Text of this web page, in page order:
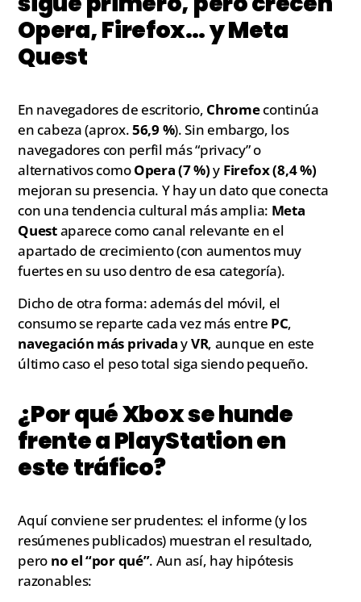
Opera, Firefox… y Meta
Quest
En navegadores de escritorio, Chromecontinúa
en cabeza (aprox.56,9 %). Sin embargo, los
navegadores con perfil más “privacy” o
alternativos comoOpera (7 %)y Firefox (8,4 %)
mejoran su presencia. Y hay un dato que conecta
con una tendencia cultural más amplia: Meta
Questaparece como canal relevante en el
apartado de crecimiento (con aumentos muy
fuertes en su uso dentro de esa categoría).
Dicho de otra forma: además del móvil, el
consumo se reparte cada vez más entre PC,
navegación más privadayVR, aunque en este
último caso el peso total siga siendo pequeño.
¿Por qué Xbox se hunde
frente a PlayStation en
este tráfico?
Aquí conviene ser prudentes: el informe (y los
resúmenes publicados) muestran el resultado,
pero no el “por qué”. Aun así, hay hipótesis
razonables: